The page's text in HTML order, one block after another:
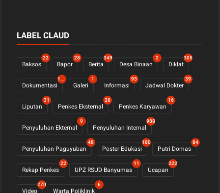
LABEL CLAUD
Baksos
22
Bapor
28
Berita
349
Desa Binaan
2
Diklat
105
Dokumentasi
1123
Galeri
1
Informasi
93
Jadwal Dokter
39
Liputan
31
Penkes Eksternal
26
Penkes Karyawan
16
Penyuluhan Ekternal
9
Penyuluhan Internal
988
Penyuluhan Paguyuban
48
Poster Edukasi
180
Putri Domas
84
Rekap Penkes
22
UPZ RSUD Banyumas
11
Ucapan
222
Video
270
Warta Poliklinik
6